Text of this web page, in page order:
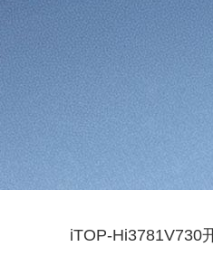
iTOP-Hi3781V730